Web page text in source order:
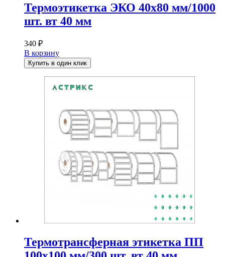
Термоэтикетка ЭКО 40х80 мм/1000
шт. вт 40 мм
340 ₽
В корзину
Купить в один клик
Термотрансферная этикетка ПП